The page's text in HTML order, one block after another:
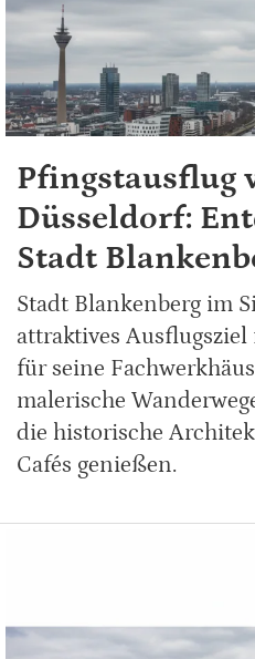
Pfingstausflug
Düsseldorf:
Stadt
Stadt Blankenberg im
attraktives
für seine
malerische
die historische
Cafés genießen.